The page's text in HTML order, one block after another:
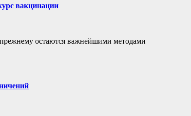
вакцинации
остаются важнейшими методами